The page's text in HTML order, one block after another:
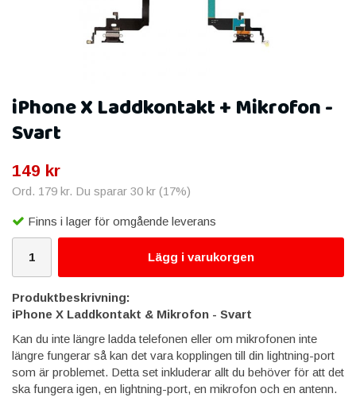
iPhone X Laddkontakt + Mikrofon -
Svart
149 kr
Ord. 179 kr. Du sparar 30 kr (17%)
Finns i lager för omgående leverans
Lägg i varukorgen
Produktbeskrivning:
iPhone X Laddkontakt & Mikrofon - Svart
Kan du inte längre ladda telefonen eller om mikrofonen inte
längre fungerar så kan det vara kopplingen till din lightning-port
som är problemet. Detta set inkluderar allt du behöver för att det
ska fungera igen, en lightning-port, en mikrofon och en antenn.